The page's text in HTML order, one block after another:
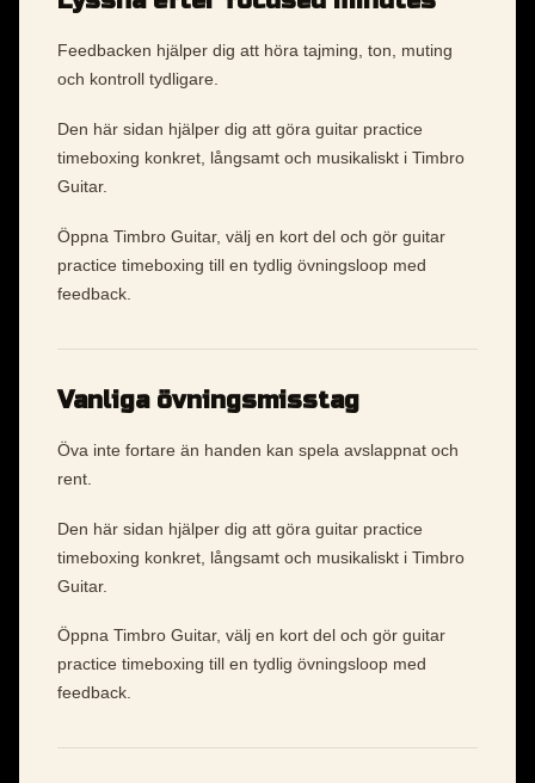
Feedbacken hjälper dig att höra tajming, ton, muting
och kontroll tydligare.
Den här sidan hjälper dig att göra guitar practice
timeboxing konkret, långsamt och musikaliskt i Timbro
Guitar.
Öppna Timbro Guitar, välj en kort del och gör guitar
practice timeboxing till en tydlig övningsloop med
feedback.
Vanliga övningsmisstag
Öva inte fortare än handen kan spela avslappnat och
rent.
Den här sidan hjälper dig att göra guitar practice
timeboxing konkret, långsamt och musikaliskt i Timbro
Guitar.
Öppna Timbro Guitar, välj en kort del och gör guitar
practice timeboxing till en tydlig övningsloop med
feedback.